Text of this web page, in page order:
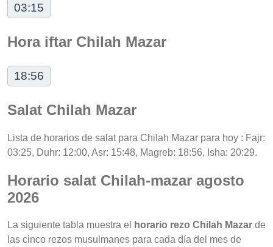
03:15
Hora iftar Chilah Mazar
18:56
Salat Chilah Mazar
Lista de horarios de salat para Chilah Mazar para hoy : Fajr:
03:25, Duhr: 12:00, Asr: 15:48, Magreb: 18:56, Isha: 20:29.
Horario salat Chilah-mazar agosto
2026
La siguiente tabla muestra el horario rezo Chilah Mazar de
las cinco rezos musulmanes para cada día del mes de